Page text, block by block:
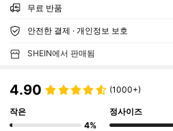
무료 반품
안전한 결제 · 개인정보 보호
SHEIN에서 판매됨
4.90 (1000+)
작은
4%
정사이즈